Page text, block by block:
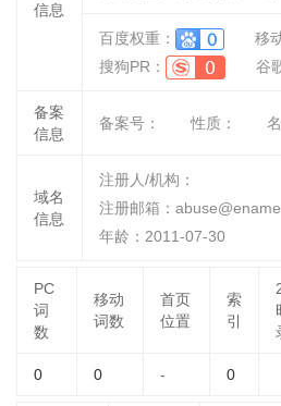
信息
百度权重：
移
搜狗PR：
谷
备案
信息
备案号： 性质：
域名
信息
注册人/机构：
注册邮箱：
年龄：2011-07-30
PC
词
数
移动
词数
首页
位置
索
引
0 0 - 0